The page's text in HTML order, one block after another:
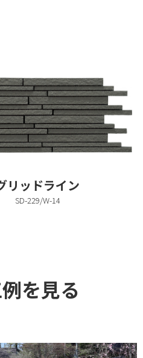
リッドライン
SD-229/W-14
を見る